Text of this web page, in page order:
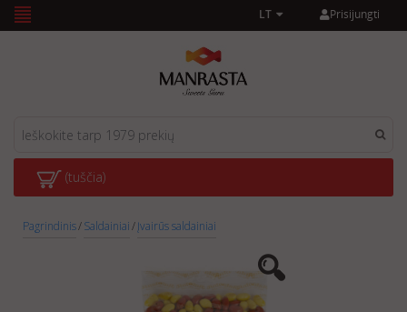
Prisijungti
LT
(tuščia)
Pagrindinis/Saldainiai/Įvairūs saldainiai